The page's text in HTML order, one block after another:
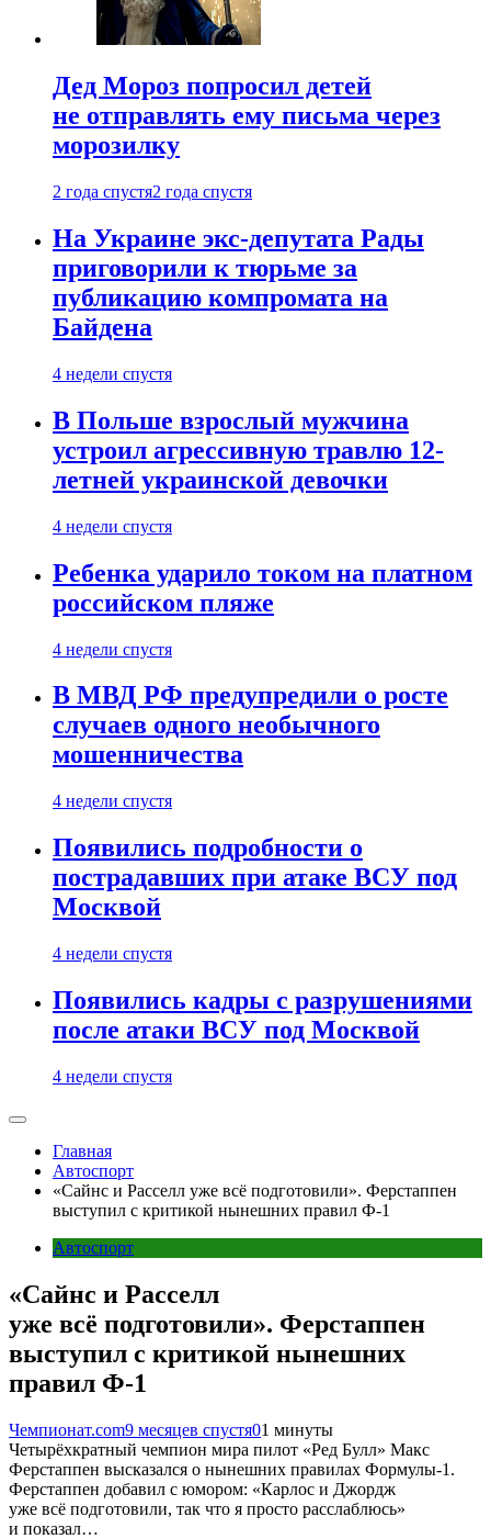
Дед Мороз попросил детей
не отправлять ему письма через
морозилку
2 года спустя2 года спустя
На Украине экс-депутата Рады
приговорили к тюрьме за
публикацию компромата на
Байдена
4 недели спустя
В Польше взрослый мужчина
устроил агрессивную травлю 12-
летней украинской девочки
4 недели спустя
Ребенка ударило током на платном
российском пляже
4 недели спустя
В МВД РФ предупредили о росте
случаев одного необычного
мошенничества
4 недели спустя
Появились подробности о
пострадавших при атаке ВСУ под
Москвой
4 недели спустя
Появились кадры с разрушениями
после атаки ВСУ под Москвой
4 недели спустя
Главная
Автоспорт
«Сайнс и Расселл уже всё подготовили». Ферстаппен
выступил с критикой нынешних правил Ф-1
Автоспорт
«Сайнс и Расселл
уже всё подготовили». Ферстаппен
выступил с критикой нынешних
правил Ф-1
Чемпионат.com9 месяцев спустя01 минуты
Четырёхкратный чемпион мира пилот «Ред Булл» Макс
Ферстаппен высказался о нынешних правилах Формулы-1.
Ферстаппен добавил с юмором: «Карлос и Джордж
уже всё подготовили, так что я просто расслаблюсь»
и показал…